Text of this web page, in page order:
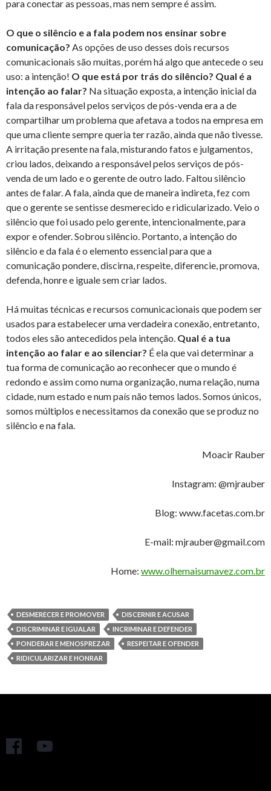
para conectar as pessoas, mas nem sempre é assim.
O que o silêncio e a fala podem nos ensinar sobre
comunicação? As opções de uso desses dois recursos
comunicacionais são muitas, porém há algo que antecede o seu
uso: a intenção! O que está por trás do silêncio? Qual é a
intenção ao falar? Na situação exposta, a intenção inicial da
fala da responsável pelos serviços de pós-venda era a de
compartilhar um problema que afetava a todos na empresa em
que uma cliente sempre queria ter razão, ainda que não tivesse.
A irritação presente na fala, misturando fatos e julgamentos,
criou lados, deixando a responsável pelos serviços de pós-
venda de um lado e o gerente de outro lado. Faltou silêncio
antes de falar. A fala, ainda que de maneira indireta, fez com
que o gerente se sentisse desmerecido e ridicularizado. Veio o
silêncio que foi usado pelo gerente, intencionalmente, para
expor e ofender. Sobrou silêncio. Portanto, a intenção do
silêncio e da fala é o elemento essencial para que a
comunicação pondere, discirna, respeite, diferencie, promova,
defenda, honre e iguale sem criar lados.
Há muitas técnicas e recursos comunicacionais que podem ser
usados para estabelecer uma verdadeira conexão, entretanto,
todos eles são antecedidos pela intenção. Qual é a tua
intenção ao falar e ao silenciar? É ela que vai determinar a
tua forma de comunicação ao reconhecer que o mundo é
redondo e assim como numa organização, numa relação, numa
cidade, num estado e num país não temos lados. Somos únicos,
somos múltiplos e necessitamos da conexão que se produz no
silêncio e na fala.
Moacir Rauber
Instagram: @mjrauber
Blog: www.facetas.com.br
E-mail: mjrauber@gmail.com
Home: www.olhemaisumavez.com.br
DESMERECER E PROMOVER
DISCERNIR E ACUSAR
DISCRIMINAR E IGUALAR
INCRIMINAR E DEFENDER
PONDERAR E MENOSPREZAR
RESPEITAR E OFENDER
RIDICULARIZAR E HONRAR